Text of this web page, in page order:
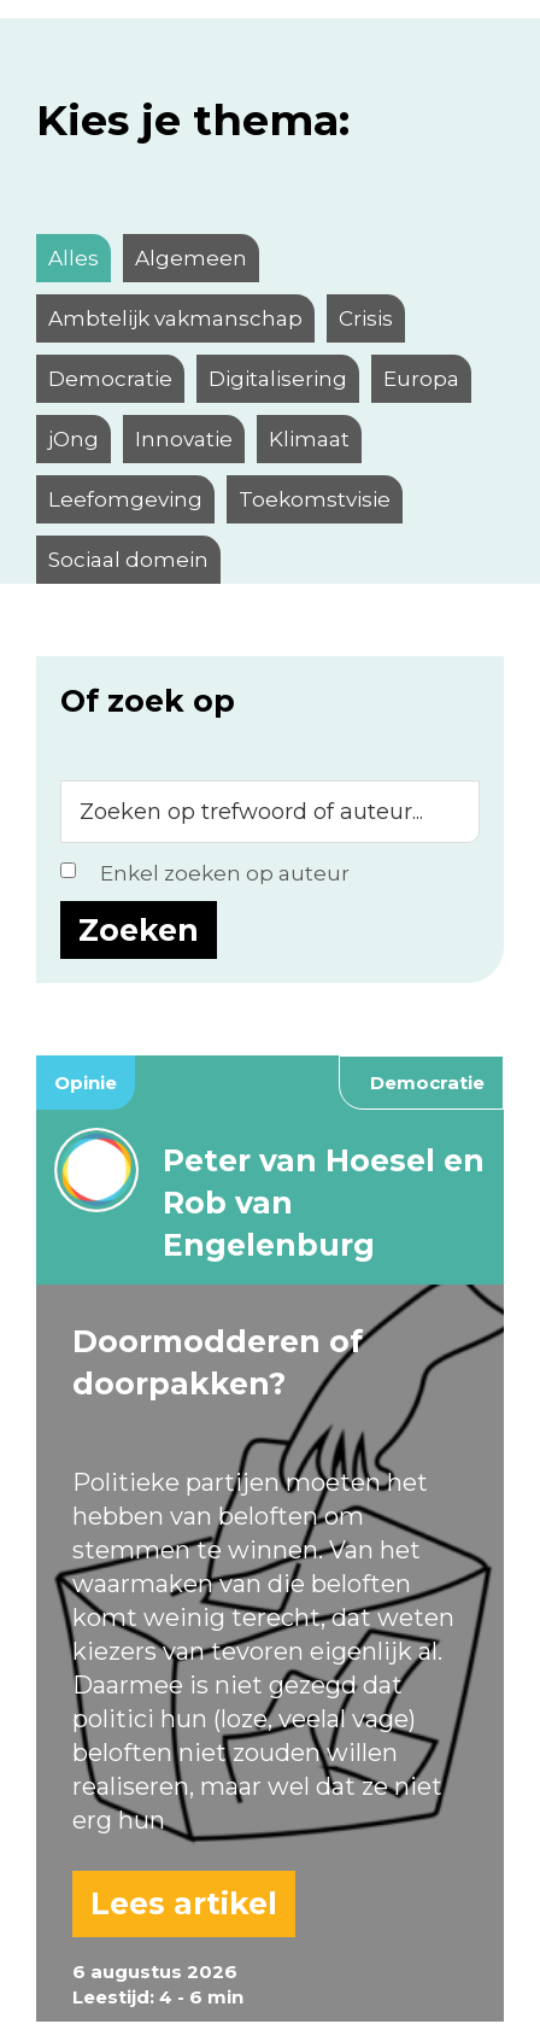
Kies je thema:
Alles Algemeen
Ambtelijk vakmanschap Crisis
Democratie Digitalisering Europa
jOng Innovatie Klimaat
Leefomgeving Toekomstvisie
Sociaal domein
Of zoek op
op
trefwoord
of
auteur...
Enkel zoeken op auteur
Opinie Democratie
6 augustus 2026
Leestijd: 4 - 6 min
Peter van Hoesel en
Rob van
Engelenburg
Doormodderen of
doorpakken?
Politieke partijen moeten het
hebben van beloften om
stemmen te winnen. Van het
waarmaken van die beloften
komt weinig terecht, dat weten
kiezers van tevoren eigenlijk al.
Daarmee is niet gezegd dat
politici hun (loze, veelal vage)
beloften niet zouden willen
realiseren, maar wel dat ze niet
erg hun
Lees artikel